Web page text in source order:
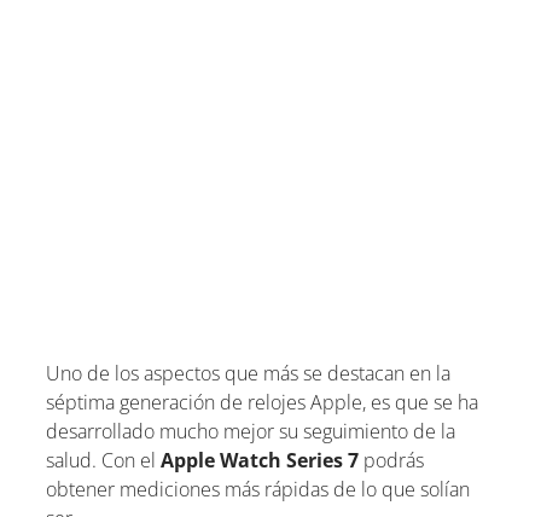
Uno de los aspectos que más se destacan en la
séptima generación de relojes Apple, es que se ha
desarrollado mucho mejor su seguimiento de la
salud. Con el Apple Watch Series 7 podrás
obtener mediciones más rápidas de lo que solían